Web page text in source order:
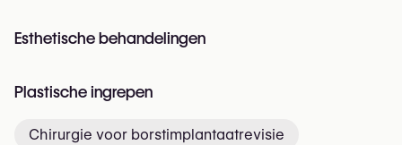
Esthetische behandelingen
Plastische ingrepen
Chirurgie voor borstimplantaatrevisie